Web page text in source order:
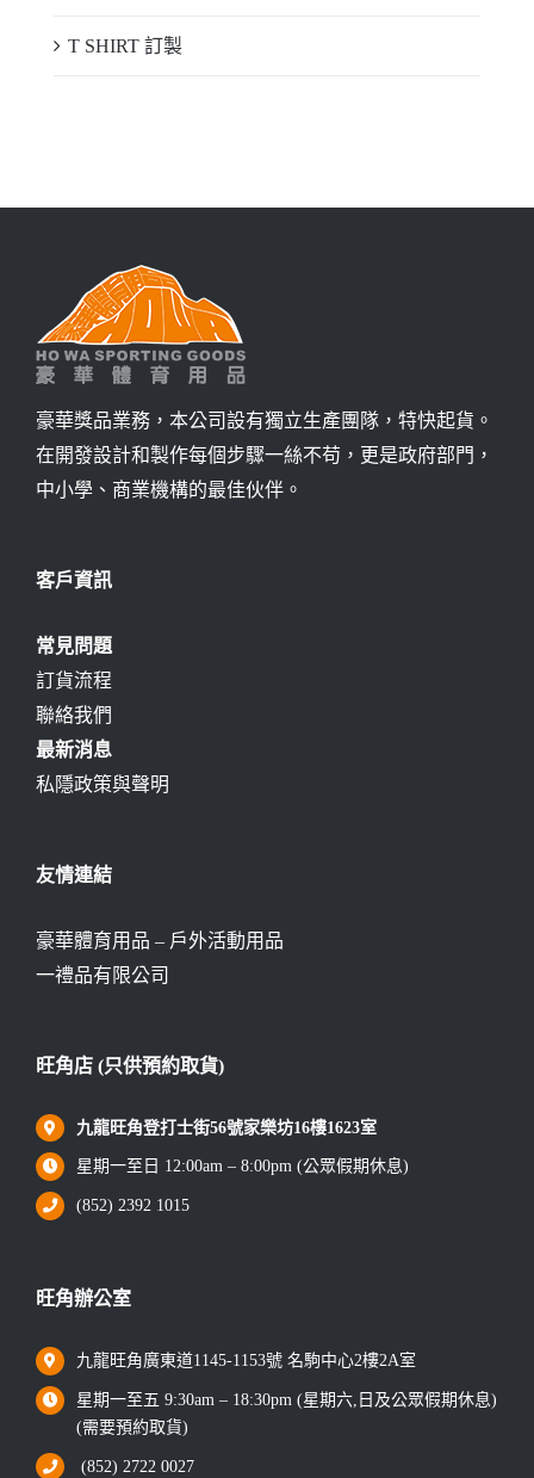
T SHIRT 訂製
豪華獎品業務，本公司設有獨立生產團隊，特快起貨。
在開發設計和製作每個步驟一絲不苟，更是政府部門，
中小學、商業機構的最佳伙伴。
客戶資訊
常見問題
訂貨流程
聯絡我們
最新消息
私隱政策與聲明
友情連結
豪華體育用品 – 戶外活動用品
一禮品有限公司
旺角店 (只供預約取貨)
九龍旺角登打士街56號家樂坊16樓1623室
星期一至日 12:00am – 8:00pm (公眾假期休息)
(852) 2392 1015
旺角辦公室
九龍旺角廣東道1145-1153號 名駒中心2樓2A室
星期一至五 9:30am – 18:30pm (星期六,日及公眾假期休息)
(需要預約取貨)
(852) 2722 0027